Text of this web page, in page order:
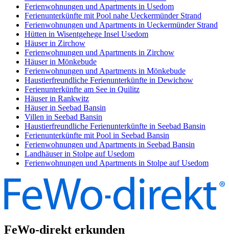
Ferienwohnungen und Apartments in Usedom
Ferienunterkünfte mit Pool nahe Ueckermünder Strand
Ferienwohnungen und Apartments in Ueckermünder Strand
Hütten in Wisentgehege Insel Usedom
Häuser in Zirchow
Ferienwohnungen und Apartments in Zirchow
Häuser in Mönkebude
Ferienwohnungen und Apartments in Mönkebude
Haustierfreundliche Ferienunterkünfte in Dewichow
Ferienunterkünfte am See in Quilitz
Häuser in Rankwitz
Häuser in Seebad Bansin
Villen in Seebad Bansin
Haustierfreundliche Ferienunterkünfte in Seebad Bansin
Ferienunterkünfte mit Pool in Seebad Bansin
Ferienwohnungen und Apartments in Seebad Bansin
Landhäuser in Stolpe auf Usedom
Ferienwohnungen und Apartments in Stolpe auf Usedom
FeWo-direkt erkunden